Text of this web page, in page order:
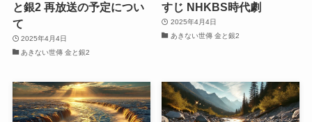
と銀2 再放送の予定につい
て
2025年4月4日
あきない世傳 金と銀2
すじ NHKBS時代劇
2025年4月4日
あきない世傳 金と銀2